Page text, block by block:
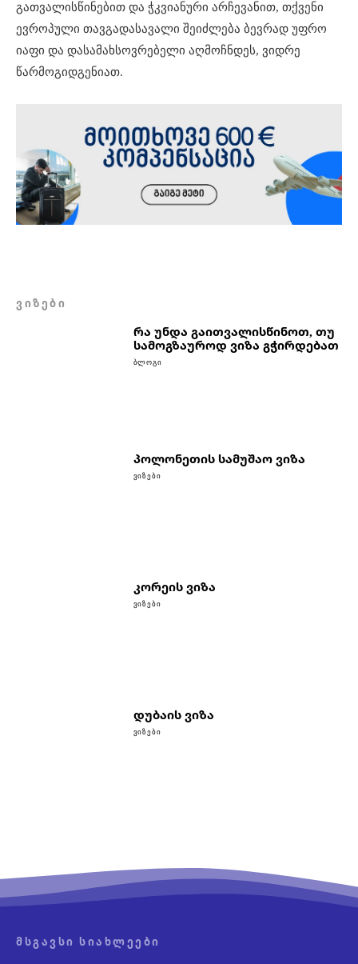
გათვალისწინებით და ჭკვიანური არჩევანით, თქვენი
ევროპული თავგადასავალი შეიძლება ბევრად უფრო
იაფი და დასამახსოვრებელი აღმოჩნდეს, ვიდრე
წარმოგიდგენიათ.
ᲕᲘᲖᲔᲑᲘ
რა უნდა გაითვალისწინოთ, თუ
სამოგზაუროდ ვიზა გჭირდებათ
ᲑᲚᲝᲒᲘ
პოლონეთის სამუშაო ვიზა
ᲕᲘᲖᲔᲑᲘ
კორეის ვიზა
ᲕᲘᲖᲔᲑᲘ
დუბაის ვიზა
ᲕᲘᲖᲔᲑᲘ
ᲛᲡᲒᲐᲕᲡᲘ ᲡᲘᲐᲮᲚᲔᲔᲑᲘ